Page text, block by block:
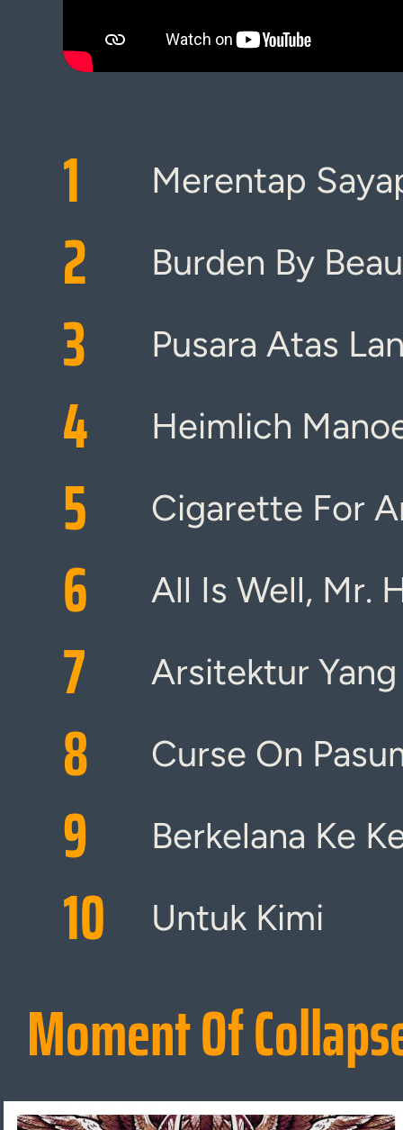
1 Merentap
2 Burden By
3 Pusara Atas
4 Heimlich
5 Cigarette For
6 All Is Well, Mr.
7 Arsitektur
8 Curse On
9 Berkelana Ke
10 Untuk Kimi
Moment Of